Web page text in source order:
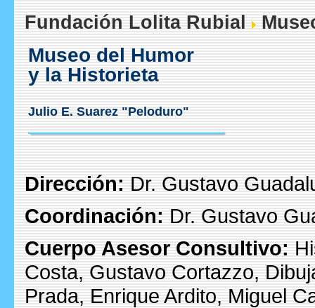
Fundación Lolita Rubial
Museo del Humor
y la Historieta
Julio E. Suarez "Peloduro"
Dirección: Dr. Gustavo
Coordinación: Dr. Gustavo
Cuerpo Asesor Consultivo:
Costa, Gustavo Cortazzo,
Prada, Enrique Ardito, Miguel